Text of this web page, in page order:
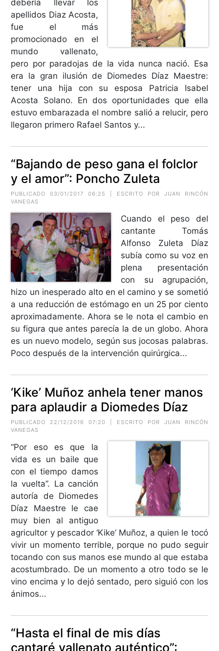
debería llevar los
apellidos Diaz Acosta,
fue el más
promocionado en el
mundo vallenato,
pero por paradojas de la vida nunca nació. Esa
era la gran ilusión de Diomedes Díaz Maestre:
tener una hija con su esposa Patricia Isabel
Acosta Solano. En dos oportunidades que ella
estuvo embarazada el nombre salió a relucir, pero
llegaron primero Rafael Santos y...
“Bajando de peso gana el folclor
y el amor”: Poncho Zuleta
PUBLICADO 03/01/2017 06:25 | ESCRITO POR JUAN RINCÓN
VANEGAS
Cuando el peso del
cantante Tomás
Alfonso Zuleta Díaz
subía como su voz en
plena presentación
con su agrupación,
hizo un inesperado alto en el camino y se sometió
a una reducción de estómago en un 25 por ciento
aproximadamente. Ahora se le nota el cambio en
su figura que antes parecía la de un globo. Ahora
es un nuevo modelo, según sus jocosas palabras.
Poco después de la intervención quirúrgica...
‘Kike’ Muñoz anhela tener manos
para aplaudir a Diomedes Díaz
PUBLICADO 22/12/2016 07:20 | ESCRITO POR JUAN RINCÓN
VANEGAS
“Por eso es que la
vida es un baile que
con el tiempo damos
la vuelta”. La canción
autoría de Diomedes
Díaz Maestre le cae
muy bien al antiguo
agricultor y pescador ‘Kike’ Muñoz, a quien le tocó
vivir un momento terrible, porque no pudo seguir
tocando con sus manos ese mundo al que estaba
acostumbrado. De un momento a otro todo se le
vino encima y lo dejó sentado, pero siguió con los
ánimos...
“Hasta el final de mis días
cantaré vallenato auténtico”: